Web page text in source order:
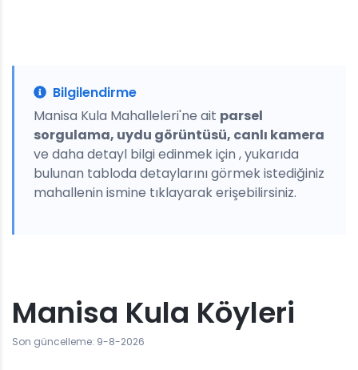
Bilgilendirme
Manisa Kula Mahalleleri'ne ait parsel
sorgulama, uydu görüntüsü, canlı kamera
ve daha detayl bilgi edinmek için , yukarıda
bulunan tabloda detaylarını görmek istediğiniz
mahallenin ismine tıklayarak erişebilirsiniz.
Manisa Kula Köyleri
Son güncelleme: 9-8-2026